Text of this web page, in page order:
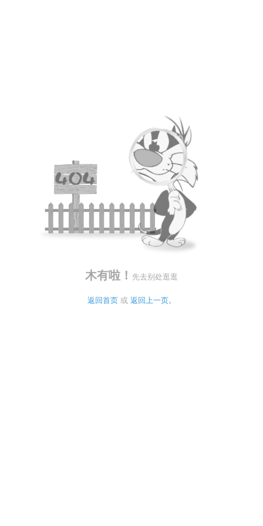
木有啦！ 先去别处逛逛
返回首页 或 返回上一页。